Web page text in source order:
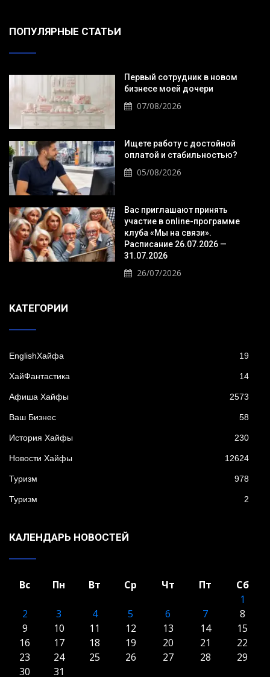
ПОПУЛЯРНЫЕ СТАТЬИ
Первый сотрудник в новом
бизнесе моей дочери
07/08/2026
Ищете работу с достойной
оплатой и стабильностью?
05/08/2026
Вас приглашают принять
участие в online-программе
клуба «Мы на связи».
Расписание 26.07.2026 —
31.07.2026
26/07/2026
KАТЕГОРИИ
EnglishХайфа 19
XайФантастика 14
Афиша Хайфы 2573
Ваш Бизнес 58
История Хайфы 230
Новости Хайфы 12624
Туризм 978
Туризм 2
КАЛЕНДАРЬ НОВОСТЕЙ
Вс Пн Вт Ср Чт Пт
Сб
1
2
3 4 5 6 7
8
9
10 11 12 13 14
15
16
17 18 19 20 21
22
23
24 25 26 27 28
29
30
31